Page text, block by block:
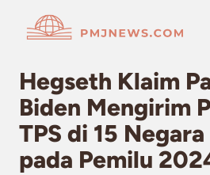
Hegseth Klaim
Biden Mengirim
TPS di 15
pada Pemilu